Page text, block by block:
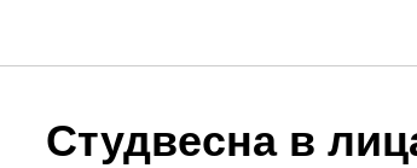
Студвесна в